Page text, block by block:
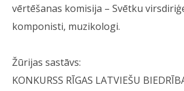
vērtēšanas komisija – Svētku
komponisti, muzikologi.
Žūrijas sastāvs:
KONKURSS RĪGAS LATVIEŠU